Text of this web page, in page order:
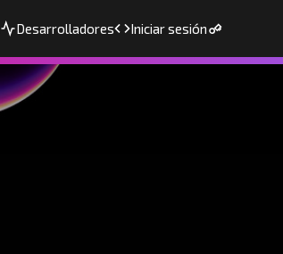
Desarrolladores Iniciar sesión